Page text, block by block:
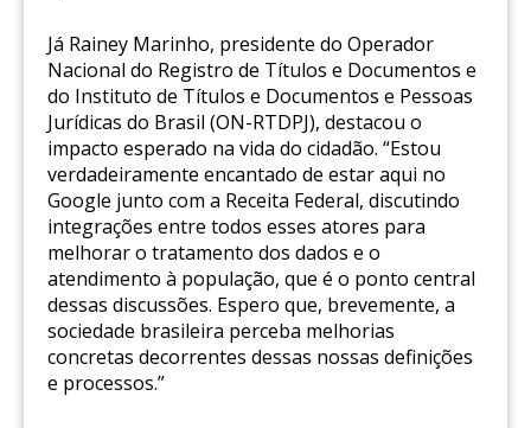
Já Rainey Marinho, presidente do Operador
Nacional do Registro de Títulos e Documentos e
do Instituto de Títulos e Documentos e Pessoas
Jurídicas do Brasil (ON-RTDPJ), destacou o
impacto esperado na vida do cidadão. “Estou
verdadeiramente encantado de estar aqui no
Google junto com a Receita Federal, discutindo
integrações entre todos esses atores para
melhorar o tratamento dos dados e o
atendimento à população, que é o ponto central
dessas discussões. Espero que, brevemente, a
sociedade brasileira perceba melhorias
concretas decorrentes dessas nossas definições
e processos.”